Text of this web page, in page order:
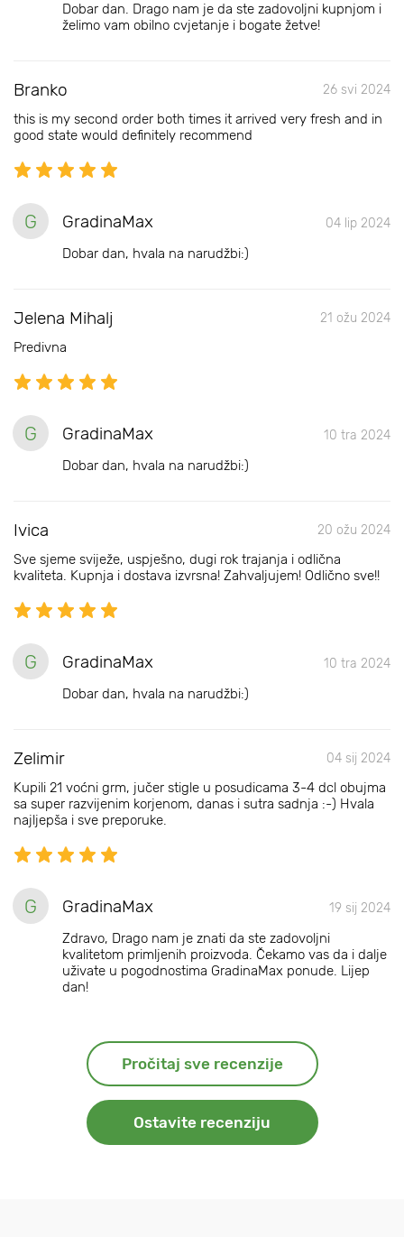
Dobar dan. Drago nam je da ste zadovoljni kupnjom i
želimo vam obilno cvjetanje i bogate žetve!
Branko 26 svi 2024
this is my second order both times it arrived very fresh and in
good state would definitely recommend
G GradinaMax 04 lip 2024
Dobar dan, hvala na narudžbi:)
Jelena Mihalj 21 ožu 2024
Predivna
G GradinaMax 10 tra 2024
Dobar dan, hvala na narudžbi:)
Ivica 20 ožu 2024
Sve sjeme sviježe, uspješno, dugi rok trajanja i odlična
kvaliteta. Kupnja i dostava izvrsna! Zahvaljujem! Odlično sve!!
G GradinaMax 10 tra 2024
Dobar dan, hvala na narudžbi:)
Zelimir 04 sij 2024
Kupili 21 voćni grm, jučer stigle u posudicama 3-4 dcl obujma
sa super razvijenim korjenom, danas i sutra sadnja :-) Hvala
najljepša i sve preporuke.
G GradinaMax 19 sij 2024
Zdravo, Drago nam je znati da ste zadovoljni
kvalitetom primljenih proizvoda. Čekamo vas da i dalje
uživate u pogodnostima GradinaMax ponude. Lijep
dan!
Pročitaj sve recenzije
Ostavite recenziju